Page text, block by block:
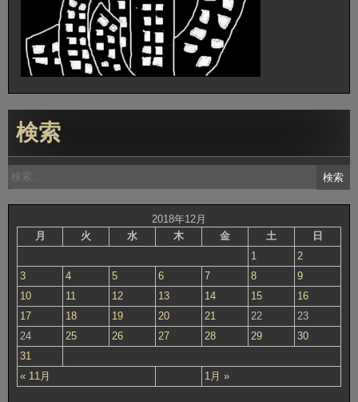
検索
検
索:
2018年12月
月
火 水 木 金 土 日
« 11月 1月 »
1
2
3
4 5 6 7 8
9
10
11 12 13 14 15
16
17
18 19 20 21 22
23
24
25 26 27 28 29
30
31